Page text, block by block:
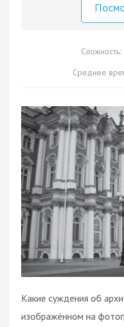
Сложность:
Среднее
Какие суждения об
изображённом на